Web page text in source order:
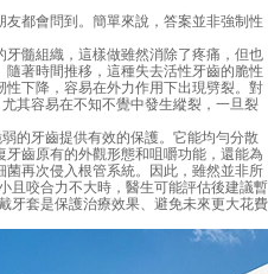
都會問到。簡單來說，答案並非強制性
髓組織，這樣做雖然消除了疼痛，但也
著時間推移，這種失去活性牙齒的脆性
下降，容易在外力作用下出現劈裂。對
其容易在不知不覺中發生縱裂，一旦裂
牙齒提供有效的保護。它能均勻分散
齒原有的外觀形態和咀嚼功能，還能為
再次侵入根管系統。因此，雖然並非所
且咬合力不大時，醫生可能評估後建議暫
牙套是保護治療效果、避免未來更大花費